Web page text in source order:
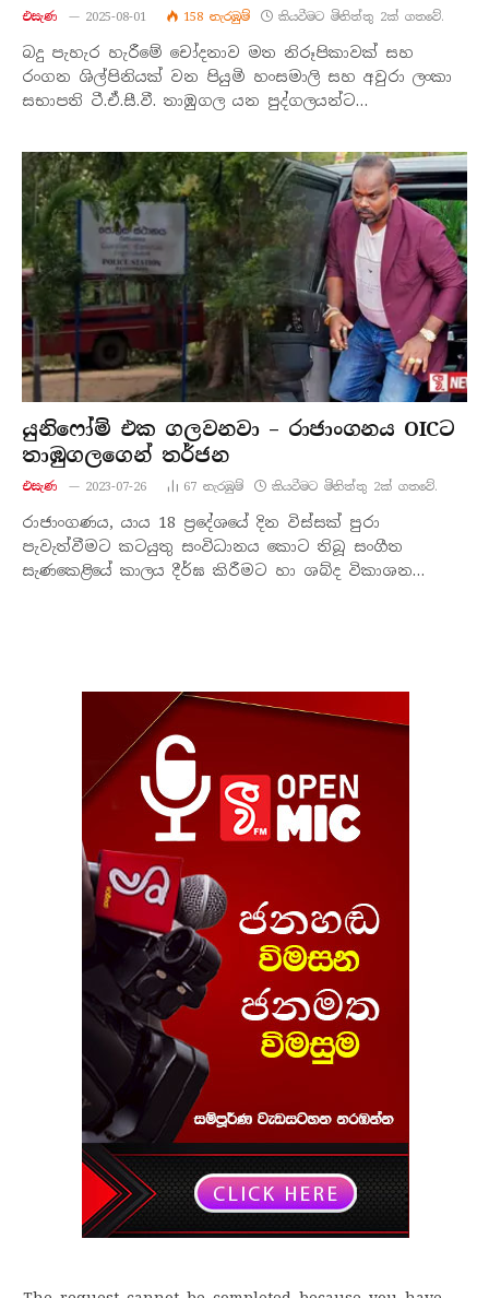
එසැණ 2025-08-01 158 නැරඹු​ම් කියවීමට මිනිත්තු 2ක් ගතවේ.
බදු පැහැර හැරීමේ චෝදනාව මත නිරූපිකාවක් සහ
රංගන ශිල්පිනියක් වන පියුමි හංසමාලි සහ අවුරා ලංකා
සභාපති ටී.ඒ.සී.වී. තාඹුගල යන පුද්ගලයන්ට…
යුනිෆෝම් එක ගලවනවා – රාජාංගනය OICට
තාඹුගලගෙන් තර්ජන
එසැණ 2023-07-26 67 නැරඹු​ම් කියවීමට මිනිත්තු 2ක් ගතවේ.
රාජාංගණය, යාය 18 ප්‍රදේශයේ දින විස්සක් පුරා
පැවැත්වීමට කටයුතු සංවිධානය කොට තිබූ සංගීත
සැණකෙළියේ කාලය දීර්ඝ කිරීමට හා ශබ්ද විකාශන…